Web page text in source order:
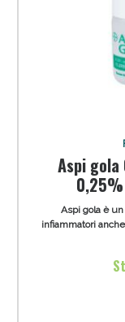
Aspi
Aspi gola è
infiammatori
gengiviti,
Vie Urinarie